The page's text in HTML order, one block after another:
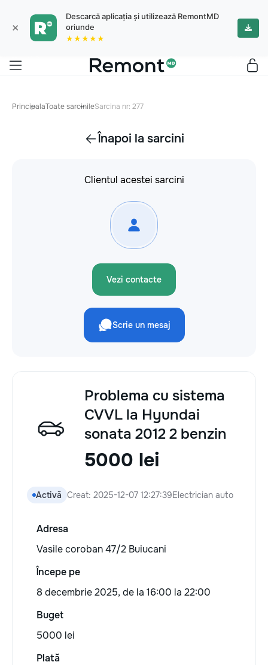
×
Descarcă aplicația și utilizează RemontMD
oriunde
★★★★★
PrincipalaToate sarcinileSarcina nr: 277
Înapoi la sarcini
Clientul acestei sarcini
Vezi contacte
Scrie un mesaj
Problema cu sistema
CVVL la Hyundai
sonata 2012 2 benzin
5000 lei
Activă Creat: 2025-12-07 12:27:39Electrician auto
Adresa
Vasile coroban 47/2 Buiucani
Începe pe
8 decembrie 2025, de la 16:00 la 22:00
Buget
5000 lei
Plată